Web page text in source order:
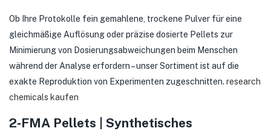
Ob Ihre Protokolle fein gemahlene, trockene Pulver für eine
gleichmäßige Auflösung oder präzise dosierte Pellets zur
Minimierung von Dosierungsabweichungen beim Menschen
während der Analyse erfordern – unser Sortiment ist auf die
exakte Reproduktion von Experimenten zugeschnitten. research
chemicals kaufen
2‑FMA Pellets | Synthetisches